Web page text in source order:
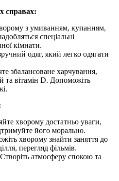
справах:
з умиванням, купанням,
спеціальні
кімнати.
одяг, який легко одягати
збалансоване харчування,
та вітамін D. Допоможіть
хворому достатньо уваги,
його морально.
хворому знайти заняття до
перегляд фільмів.
Створіть атмосферу спокою та